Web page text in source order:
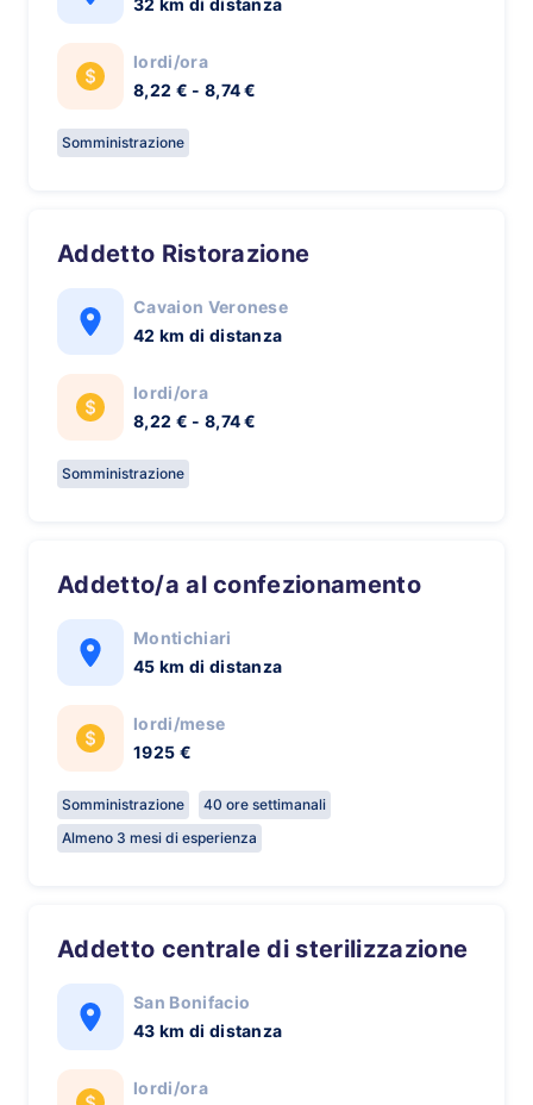
32 km di distanza
lordi/ora
8,22 € - 8,74 €
Somministrazione
Addetto Ristorazione
Cavaion Veronese
42 km di distanza
lordi/ora
8,22 € - 8,74 €
Somministrazione
Addetto/a al confezionamento
Montichiari
45 km di distanza
lordi/mese
1925 €
Somministrazione
40 ore settimanali
Almeno 3 mesi di esperienza
Addetto centrale di sterilizzazione
San Bonifacio
43 km di distanza
lordi/ora